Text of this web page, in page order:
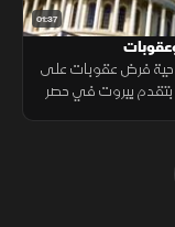
01:37
فرض عقوبات على
بتقدم بيروت في حصر